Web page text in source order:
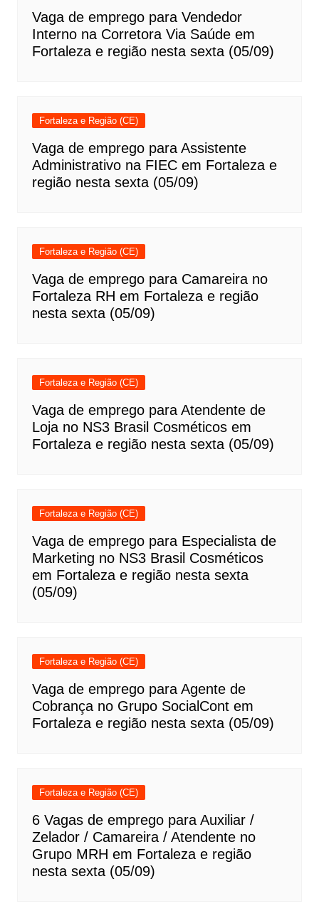
Vaga de emprego para Vendedor
Interno na Corretora Via Saúde em
Fortaleza e região nesta sexta (05/09)
Fortaleza e Região (CE)
Vaga de emprego para Assistente
Administrativo na FIEC em Fortaleza e
região nesta sexta (05/09)
Fortaleza e Região (CE)
Vaga de emprego para Camareira no
Fortaleza RH em Fortaleza e região
nesta sexta (05/09)
Fortaleza e Região (CE)
Vaga de emprego para Atendente de
Loja no NS3 Brasil Cosméticos em
Fortaleza e região nesta sexta (05/09)
Fortaleza e Região (CE)
Vaga de emprego para Especialista de
Marketing no NS3 Brasil Cosméticos
em Fortaleza e região nesta sexta
(05/09)
Fortaleza e Região (CE)
Vaga de emprego para Agente de
Cobrança no Grupo SocialCont em
Fortaleza e região nesta sexta (05/09)
Fortaleza e Região (CE)
6 Vagas de emprego para Auxiliar /
Zelador / Camareira / Atendente no
Grupo MRH em Fortaleza e região
nesta sexta (05/09)